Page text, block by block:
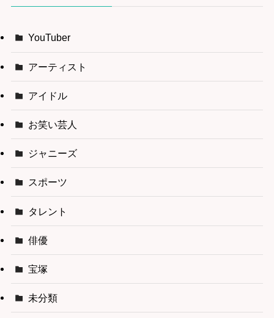
YouTuber
アーティスト
アイドル
お笑い芸人
ジャニーズ
スポーツ
タレント
俳優
宝塚
未分類